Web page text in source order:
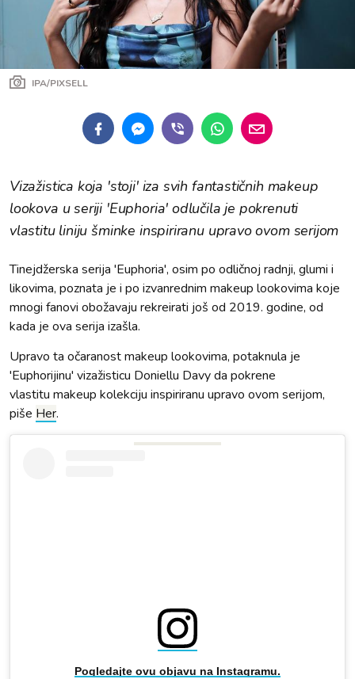
IPA/PIXSELL
Vizažistica koja 'stoji' iza svih fantastičnih makeup
lookova u seriji 'Euphoria' odlučila je pokrenuti
vlastitu liniju šminke inspiriranu upravo ovom serijom
Tinejdžerska serija 'Euphoria', osim po odličnoj radnji, glumi i
likovima, poznata je i po izvanrednim makeup lookovima koje
mnogi fanovi obožavaju rekreirati još od 2019. godine, od
kada je ova serija izašla.
Upravo ta očaranost makeup lookovima, potaknula je
'Euphorijinu' vizažisticu Doniellu Davy da pokrene
vlastitu makeup kolekciju inspiriranu upravo ovom serijom,
piše Her.
Pogledajte ovu objavu na Instagramu.